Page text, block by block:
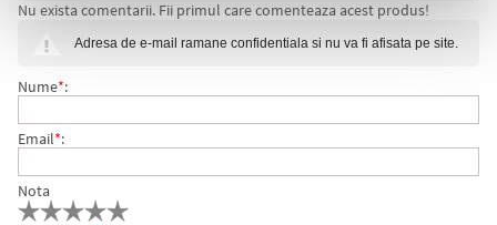
18K, ACCESORI PLACATE CU AUR, NEGRU, PELIKAN
Nu exista comentarii. Fii primul care comenteaza acest produs!
Adresa de e-mail ramane confidentiala si nu va fi afisata pe site.
Nume*:
Email*:
Nota